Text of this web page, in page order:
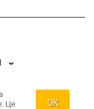
Це
OK